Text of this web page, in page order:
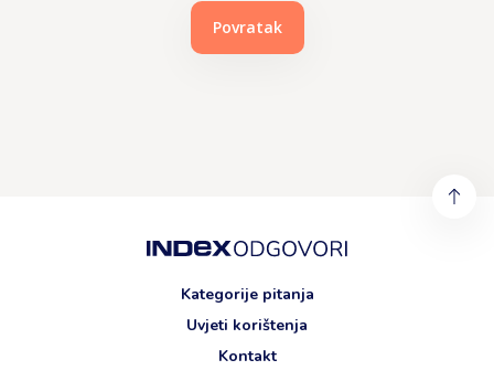
Povratak
Kategorije pitanja
Uvjeti korištenja
Kontakt